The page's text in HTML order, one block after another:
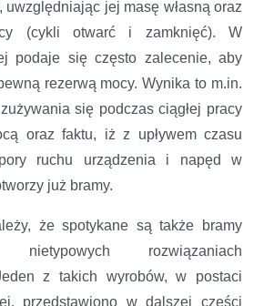
jej masę własną oraz
(cykli otwarć i zamknięć). W
podaje się często zalecenie, aby
rezerwą mocy. Wynika to m.in.
się podczas ciągłej pracy
oraz faktu, iż z upływem czasu
ruchu urządzenia i napęd w
już bramy.
że spotykane są także bramy
rozwiązaniach
z takich wyrobów, w postaci
przedstawiono w dalszej części